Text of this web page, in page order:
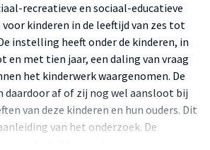
recreatieve en sociaal-educatieve
kinderen in de leeftijd van zes tot
instelling heeft onder de kinderen, in
en met tien jaar, een daling van vraag
het kinderwerk waargenomen. De
daardoor af of zij nog wel aansloot bij
van deze kinderen en hun ouders. Dit
van het onderzoek. De